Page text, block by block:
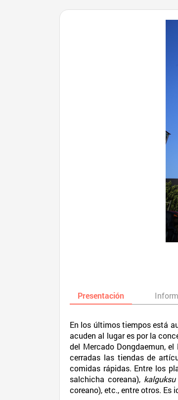
Presentación
En los últimos tiempos está
acuden al lugar es por la
del Mercado Dongdaemun,
cerradas las tiendas de
comidas rápidas. Entre los
salchicha coreana), kalguksu
coreano), etc., entre otros. Es